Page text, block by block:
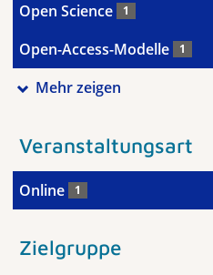
Open Science 1
Open-Access-Modelle 1
Mehr zeigen
Veranstaltungsart
Online 1
Zielgruppe